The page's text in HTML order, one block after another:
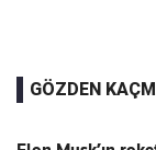
GÖZDEN